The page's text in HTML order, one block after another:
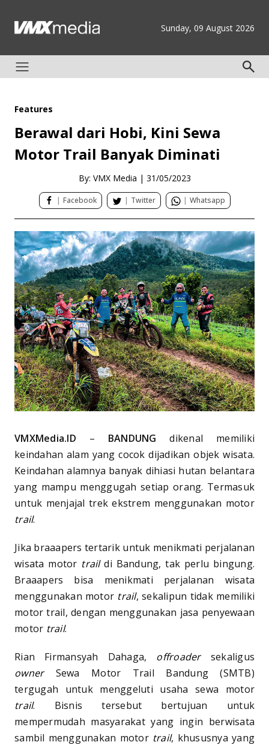
Sunday, 09 August 2026
Features
Berawal dari Hobi, Kini Sewa
Motor Trail Banyak Diminati
By: VMX Media | 31/05/2023
| Facebook | Twitter | Whatsapp
VMXMedia.ID – BANDUNG dikenal memiliki
keindahan alam yang cocok dijadikan objek wisata.
Keindahan alamnya banyak dihiasi hutan belantara
yang mampu menggugah setiap orang. Termasuk
untuk menjajal trek ekstrem menggunakan motor
trail.
Jika braaapers tertarik untuk menikmati perjalanan
wisata motor traildi Bandung, tak perlu bingung.
Braaapers bisa menikmati perjalanan wisata
menggunakan motor trail, sekalipun tidak memiliki
motor trail, dengan menggunakan jasa penyewaan
motor trail.
Rian Firmansyah Dahaga, offroadersekaligus
ownerSewa Motor Trail Bandung (SMTB)
tergugah untuk menggeluti usaha sewa motor
trail. Bisnis tersebut bertujuan untuk
mempermudah masyarakat yang ingin berwisata
sambil menggunakan motor trail, khususnya yang